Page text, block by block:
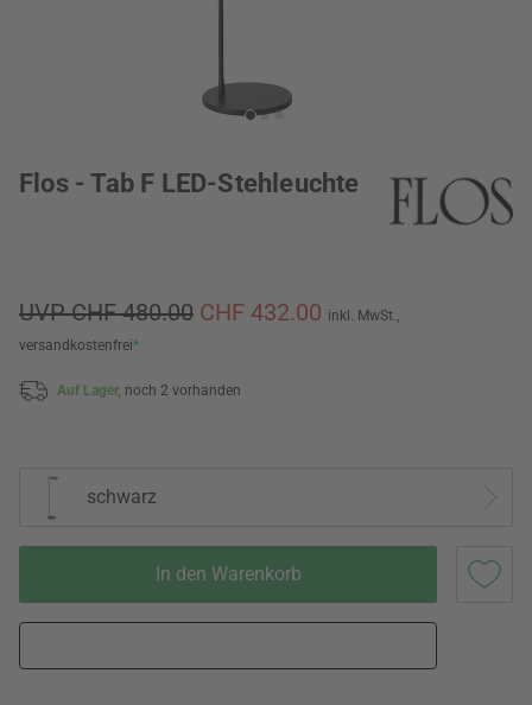
Flos - Tab F LED-Stehleuchte
UVP CHF 480.00 CHF 432.00 inkl. MwSt.,
versandkostenfrei*
Auf Lager, noch 2 vorhanden
schwarz
In den Warenkorb